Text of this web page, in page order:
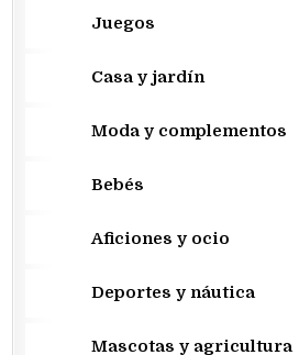
Juegos
Casa y jardín
Moda y complementos
Bebés
Aficiones y ocio
Deportes y náutica
Mascotas y agricultura